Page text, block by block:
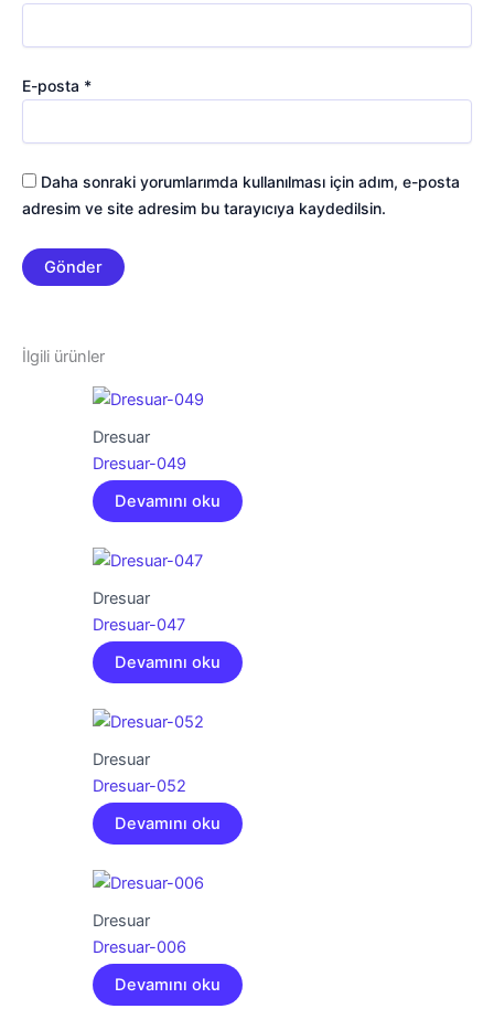
E-posta *
Daha sonraki yorumlarımda kullanılması için adım, e-posta
adresim ve site adresim bu tarayıcıya kaydedilsin.
İlgili ürünler
Dresuar
Dresuar-049
Devamını oku
Dresuar
Dresuar-047
Devamını oku
Dresuar
Dresuar-052
Devamını oku
Dresuar
Dresuar-006
Devamını oku